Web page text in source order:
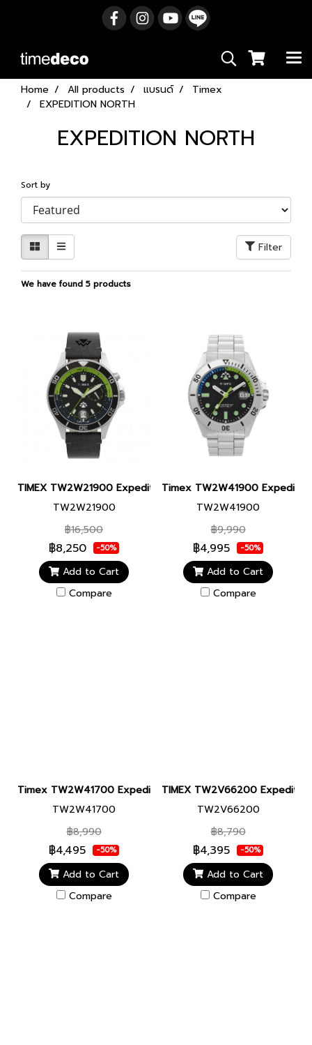
Home All products แบรนด์
Timex
EXPEDITION NORTH
EXPEDITION NORTH
Sort by
Filter
We have found 5 products
TIMEX TW2W21900 Expedition North Slack Tide นาฬิกาข้อมือ
TW2W21900
฿16,500
฿8,250 -50%
Add to Cart
Compare
Timex TW2W41900
TW2W41900
฿9,990
฿4,995 -50%
Add to Cart
Compare
Timex TW2W41700 Expedition North® Anchorage Silicone
TW2W41700
฿8,990
฿4,495 -50%
Add to Cart
Compare
TIMEX TW2V66200
TW2V66200
฿8,790
฿4,395 -50%
Add to Cart
Compare